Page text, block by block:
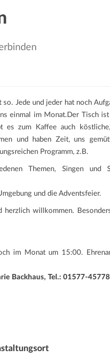
Jede und jeder hat noch
einmal im Monat.Der Tisch
es zum Kaffee auch
und haben Zeit, uns
Programm, z.B.
Themen, Singen und
und die Adventsfeier.
herzlich willkommen.
im Monat um 15:00.
Backhaus, Tel.: 01577-